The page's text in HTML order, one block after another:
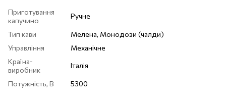
Приготування
капучино
Ручне
Тип кави
Мелена, Монодози (чалди)
Управління
Механічне
Країна-
виробник
Італія
Потужність, В 5300